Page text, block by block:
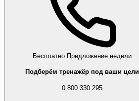
Бесплатно Предложение недели
Подберём тренажёр под ваши цели
0 800 330 295